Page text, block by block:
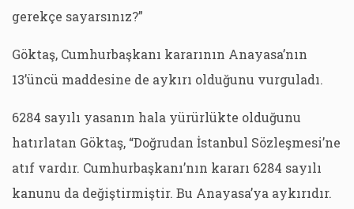
gerekçe sayarsınız?”
Göktaş, Cumhurbaşkanı kararının Anayasa’nın
13’üncü maddesine de aykırı olduğunu vurguladı.
6284 sayılı yasanın hala yürürlükte olduğunu
hatırlatan Göktaş, “Doğrudan İstanbul Sözleşmesi’ne
atıf vardır. Cumhurbaşkanı’nın kararı 6284 sayılı
kanunu da değiştirmiştir. Bu Anayasa’ya aykırıdır.